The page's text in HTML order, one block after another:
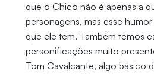
que o Chico não é apenas a
personagens, mas esse
que ele tem. Também temos
personificações muito
Tom Cavalcante, algo básico